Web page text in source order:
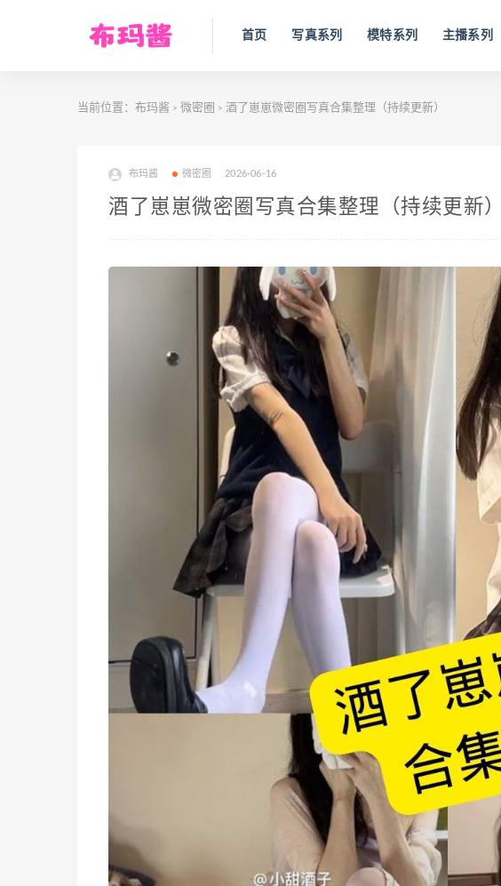
首页 写真系列 模特系列 主播系列
当前位置： 布玛酱 > 微密圈 > 酒了崽崽微密圈写真合集整理（持续更新）
布玛酱 微密圈 2026-06-16
酒了崽崽微密圈写真合集整理（持续更新）